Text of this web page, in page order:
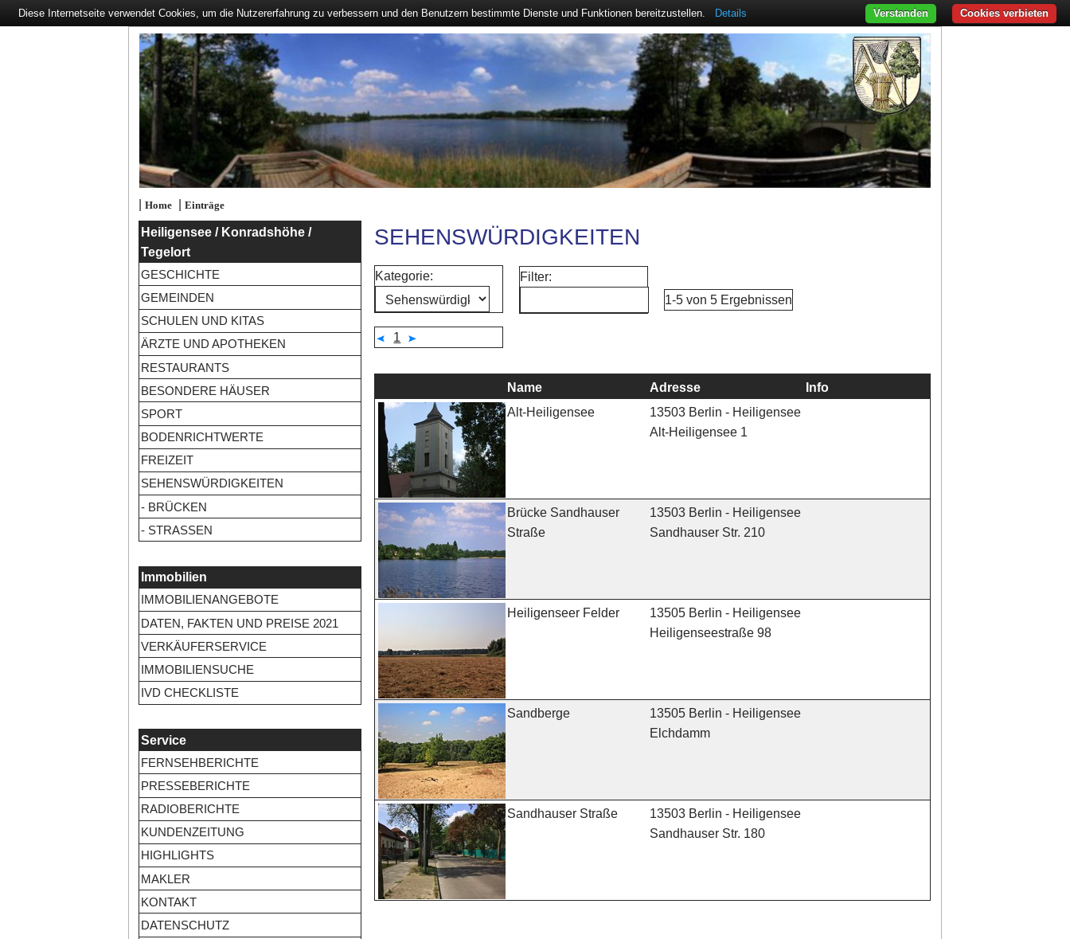
| Home| Einträge
Heiligensee / Konradshöhe /
Tegelort
GESCHICHTE
GEMEINDEN
SCHULEN UND KITAS
ÄRZTE UND APOTHEKEN
RESTAURANTS
BESONDERE HÄUSER
SPORT
BODENRICHTWERTE
FREIZEIT
SEHENSWÜRDIGKEITEN
- BRÜCKEN
- STRASSEN
Immobilien
IMMOBILIENANGEBOTE
DATEN, FAKTEN UND PREISE 2021
VERKÄUFERSERVICE
IMMOBILIENSUCHE
IVD CHECKLISTE
Service
FERNSEHBERICHTE
PRESSEBERICHTE
RADIOBERICHTE
KUNDENZEITUNG
HIGHLIGHTS
MAKLER
KONTAKT
DATENSCHUTZ
SEHENSWÜRDIGKEITEN
Kategorie:
Filter:
1-5 von 5 Ergebnissen
1
Name Adresse Info
Alt-Heiligensee
13503 Berlin - Heiligensee
Alt-Heiligensee 1
Brücke Sandhauser
Straße
13503 Berlin - Heiligensee
Sandhauser Str. 210
Heiligenseer Felder
13505 Berlin - Heiligensee
Heiligenseestraße 98
Sandberge
13505 Berlin - Heiligensee
Elchdamm
Sandhauser Straße
13503 Berlin - Heiligensee
Sandhauser Str. 180
Diese Internetseite verwendet Cookies, um die Nutzererfahrung zu verbessern und den Benutzern bestimmte Dienste und Funktionen bereitzustellen. Details Cookies verbieten
Verstanden